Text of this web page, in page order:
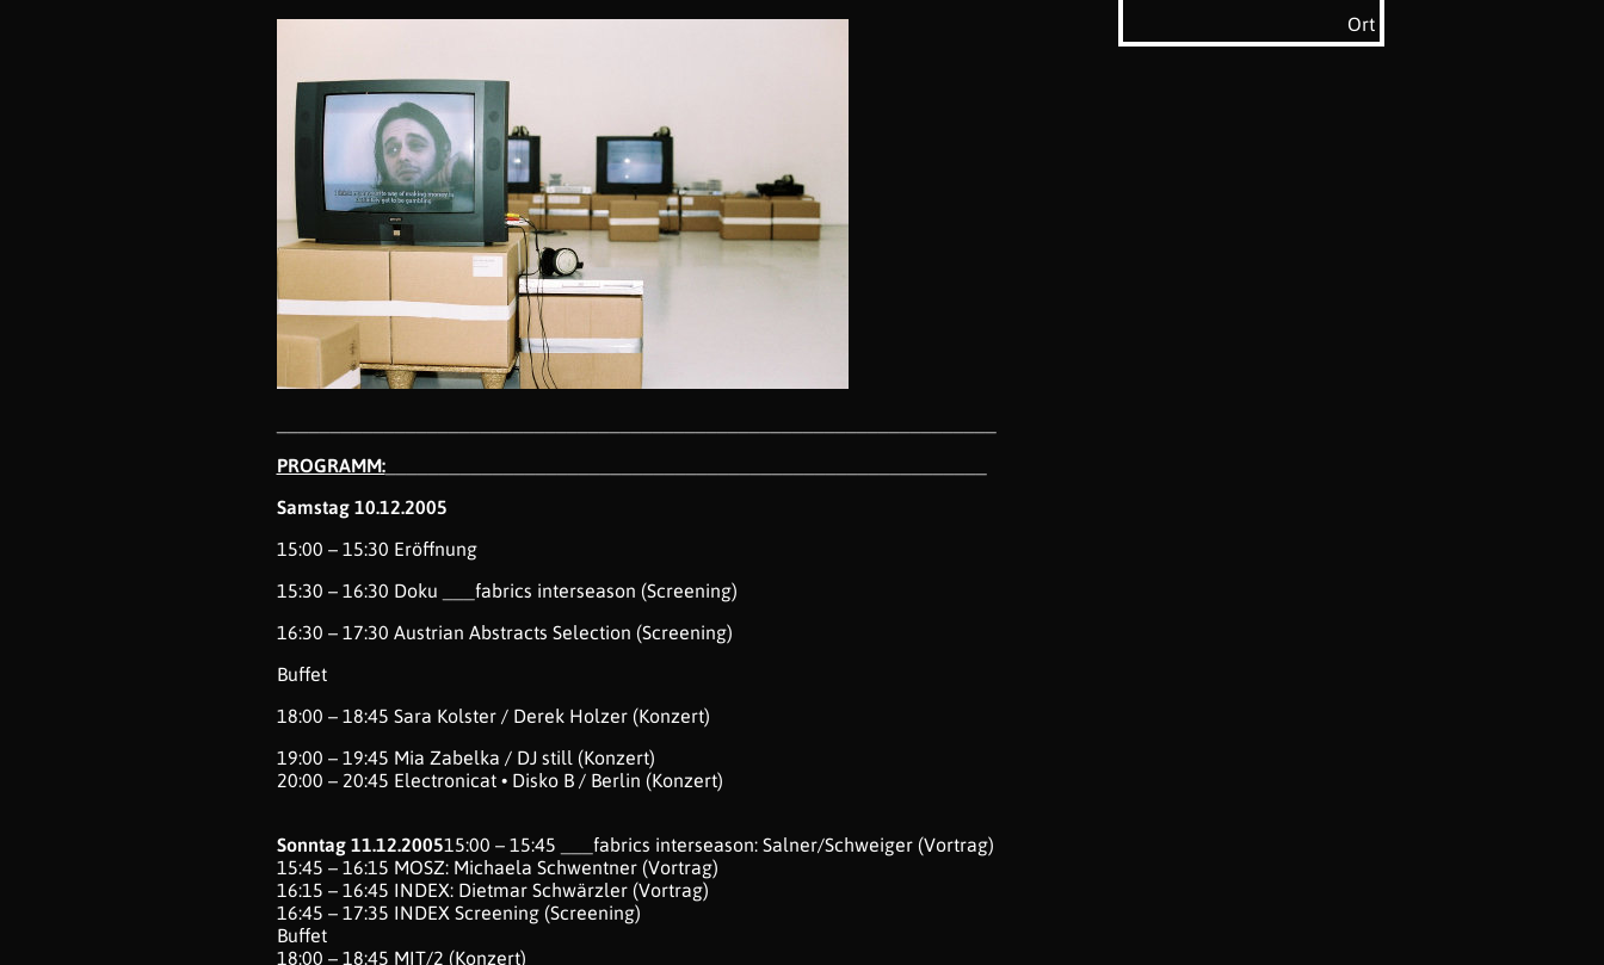
PROGRAMM:________________________________________________________
Samstag 10.12.2005
15:00 – 15:30 Eröffnung
15:30 – 16:30 Doku ___fabrics interseason (Screening)
16:30 – 17:30 Austrian Abstracts Selection (Screening)
Buffet
18:00 – 18:45 Sara Kolster / Derek Holzer (Konzert)
19:00 – 19:45 Mia Zabelka / DJ still (Konzert)
20:00 – 20:45 Electronicat • Disko B / Berlin (Konzert)
Sonntag 11.12.200515:00 – 15:45 ___fabrics interseason: Salner/Schweiger (Vortrag)
15:45 – 16:15 MOSZ: Michaela Schwentner (Vortrag)
16:15 – 16:45 INDEX: Dietmar Schwärzler (Vortrag)
16:45 – 17:35 INDEX Screening (Screening)
Buffet
18:00 – 18:45 MIT/2 (Konzert)
Ort